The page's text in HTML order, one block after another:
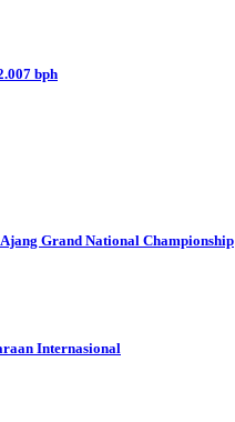
bph
Grand National Championship
Internasional